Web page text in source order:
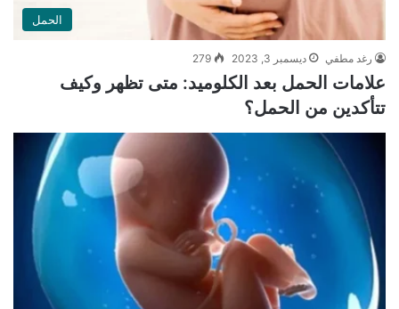
الحمل
رغد مطفي ديسمبر 3, 2023 279
علامات الحمل بعد الكلوميد: متى تظهر وكيف
تتأكدين من الحمل؟